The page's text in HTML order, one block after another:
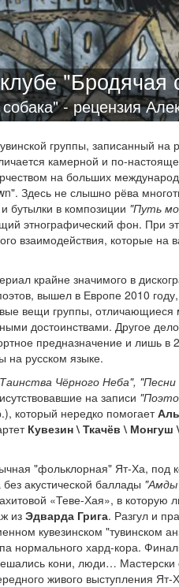
"Бродячая
- рецензия
группы, записанный на
камерной и по-
на больших
Здесь не слышно рёва
бутылки в композиции "Путь
этнографический фон. При
взаимодействия, которые на
крайне значимого в
вышел в Европе 2010
вещи группы,
достоинствами. Другое
предназначение и лишь в
на русском языке.
Чёрного Неба",
на записи
который нередко помогает
Кувезин \ Ткачёв \ Монгуш
"фольклорная" Ят-Ха, под
акустической баллады
«Теве-Хая», в которую
из Эдварда Грига. Разгул и
кувезинском "тувинском
нормального хард-кора.
кони, люди…
живого выступления